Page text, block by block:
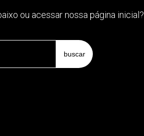
ou acessar nossa página inicial?